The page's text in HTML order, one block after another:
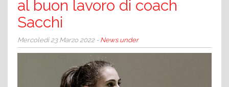
al buon lavoro di coach
Sacchi
Mercoledì 23 Marzo 2022 - News under